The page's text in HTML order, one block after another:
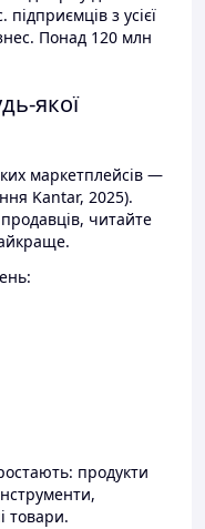
з усієї
Понад 120 млн
якої
маркетплейсів —
Kantar, 2025).
читайте
продукти
товари.